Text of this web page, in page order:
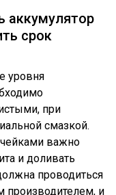
аккумулятор
срок
уровня
при
смазкой.
важно
и доливать
проводиться
производителем, и